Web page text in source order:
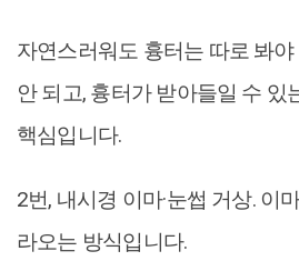
자연스러워도 흉터는 따로 봐
안 되고, 흉터가 받아들일 수 있
핵심입니다.
2번, 내시경 이마·눈썹 거상. 이
라오는 방식입니다.